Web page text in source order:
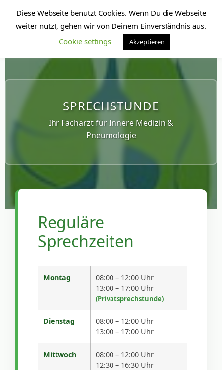
SPRECHSTUNDE
Ihr Facharzt für Innere Medizin &
Pneumologie
Reguläre
Sprechzeiten
Montag
08:00 – 12:00 Uhr
13:00 – 17:00 Uhr
(Privatsprechstunde)
Dienstag
08:00 – 12:00 Uhr
13:00 – 17:00 Uhr
Mittwoch
08:00 – 12:00 Uhr
12:30 – 16:30 Uhr
Diese Webseite benutzt Cookies. Wenn Du die Webseite
weiter nutzt, gehen wir von Deinem Einverständnis aus.
Cookie settings
Akzeptieren